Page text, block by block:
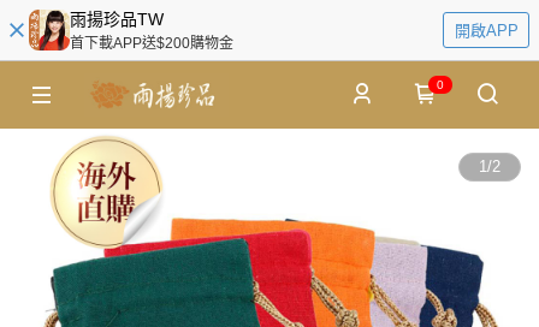
雨揚珍品TW
首下載APP送$200購物金
開啟APP
0
1/2